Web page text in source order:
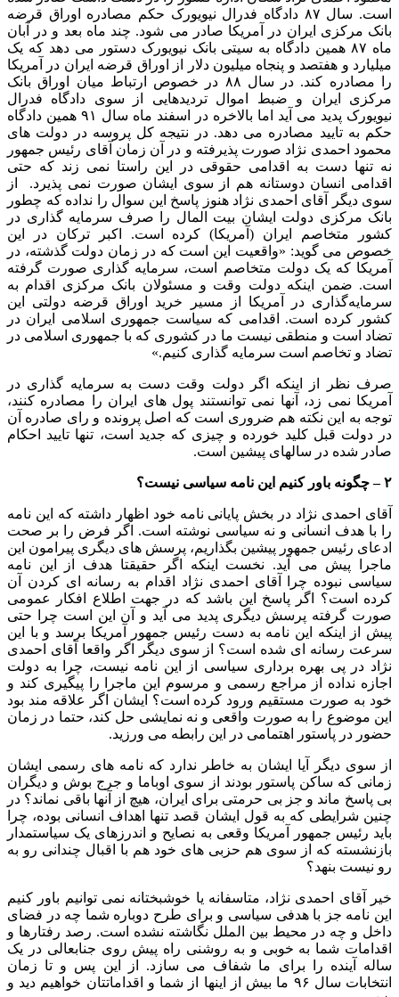
است. سال ۸۷ دادگاه فدرال نیویورک حکم مصادره اوراق قرضه
بانک مرکزی ایران در آمریکا صادر می شود. چند ماه بعد و در آبان
ماه ۸۷ همین دادگاه به سیتی بانک نیویورک دستور می دهد که یک
میلیارد و هفتصد و پنجاه میلیون دلار از اوراق قرضه ایران در آمریکا
را مصادره کند. در سال ۸۸ در خصوص ارتباط میان اوراق بانک
مرکزی ایران و ضبط اموال تردیدهایی از سوی دادگاه فدرال
نیویورک پدید می آید اما بالاخره در اسفند ماه سال ۹۱ همین دادگاه
حکم به تایید مصادره می دهد. در نتیجه کل پروسه در دولت های
محمود احمدی نژاد صورت پذیرفته و در آن زمان آقای رئیس جمهور
نه تنها دست به اقدامی حقوقی در این راستا نمی زند که حتی
اقدامی انسان دوستانه هم از سوی ایشان صورت نمی پذیرد. از
سوی دیگر آقای احمدی نژاد هنوز پاسخ این سوال را نداده که چطور
بانک مرکزی دولت ایشان بیت المال را صرف سرمایه گذاری در
کشور متخاصم ایران (آمریکا) کرده است. اکبر ترکان در این
خصوص می گوید: «واقعیت این است که در زمان دولت گذشته، در
آمریکا که یک دولت متخاصم است، سرمایه گذاری صورت گرفته
است. ضمن اینکه دولت وقت و مسئولان بانک مرکزی اقدام به
سرمایه‌گذاری در آمریکا از مسیر خرید اوراق قرضه دولتی این
کشور کرده است. اقدامی که سیاست جمهوری اسلامی ایران در
تضاد است و منطقی نیست ما در کشوری که با جمهوری اسلامی در
تضاد و تخاصم است سرمایه گذاری کنیم.»
صرف نظر از اینکه اگر دولت وقت دست به سرمایه گذاری در
آمریکا نمی زد، آنها نمی توانستند پول های ایران را مصادره کنند،
توجه به این نکته هم ضروری است که اصل پرونده و رای صادره آن
در دولت قبل کلید خورده و چیزی که جدید است، تنها تایید احکام
صادر شده در سالهای پیشین است.
۲ – چگونه باور کنیم این نامه سیاسی نیست؟
آقای احمدی نژاد در بخش پایانی نامه خود اظهار داشته که این نامه
را با هدف انسانی و نه سیاسی نوشته است. اگر فرض را بر صحت
ادعای رئیس جمهور پیشین بگذاریم، پرسش های دیگری پیرامون این
ماجرا پیش می آید. نخست اینکه اگر حقیقتا هدف از این نامه
سیاسی نبوده چرا آقای احمدی نژاد اقدام به رسانه ای کردن آن
کرده است؟ اگر پاسخ این باشد که در جهت اطلاع افکار عمومی
صورت گرفته پرسش دیگری پدید می آید و آن این است چرا حتی
پیش از اینکه این نامه به دست رئیس جمهور آمریکا برسد و با این
سرعت رسانه ای شده است؟ از سوی دیگر اگر واقعا آقای احمدی
نژاد در پی بهره برداری سیاسی از این نامه نیست، چرا به دولت
اجازه نداده از مراجع رسمی و مرسوم این ماجرا را پیگیری کند و
خود به صورت مستقیم ورود کرده است؟ ایشان اگر علاقه مند بود
این موضوع را به صورت واقعی و نه نمایشی حل کند، حتما در زمان
حضور در پاستور اهتمامی در این رابطه می ورزید.
از سوی دیگر آیا ایشان به خاطر ندارد که نامه های رسمی ایشان
زمانی که ساکن پاستور بودند از سوی اوباما و جرج بوش و دیگران
بی پاسخ ماند و جز بی حرمتی برای ایران، هیچ از آنها باقی نماند؟ در
چنین شرایطی که به قول ایشان قصد تنها اهداف انسانی بوده، چرا
باید رئیس جمهور آمریکا وقعی به نصایح و اندرزهای یک سیاستمدار
بازنشسته که از سوی هم حزبی های خود هم با اقبال چندانی رو به
رو نیست بنهد؟
خیر آقای احمدی نژاد، متاسفانه یا خوشبختانه نمی توانیم باور کنیم
این نامه جز با هدفی سیاسی و برای طرح دوباره شما چه در فضای
داخل و چه در محیط بین الملل نگاشته نشده است. رصد رفتارها و
اقدامات شما به خوبی و به روشنی راه پیش روی جنابعالی در یک
ساله آینده را برای ما شفاف می سازد. از این پس و تا زمان
انتخابات سال ۹۶ ما بیش از اینها از شما و اقداماتتان خواهیم دید و